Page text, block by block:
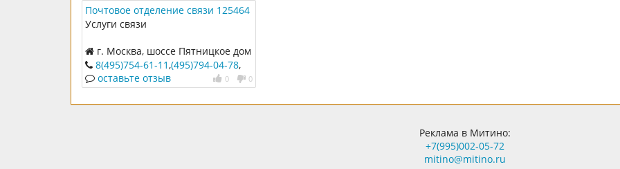
Почтовое отделение связи 125464
Услуги связи
г. Москва, шоссе Пятницкое дом
12 к.2
8(495)754-61-11,(495)794-04-78,
(495)794-44-32
0 0
оставьте отзыв
Реклама в Митино:
+7(995)002-05-72
mitino@mitino.ru